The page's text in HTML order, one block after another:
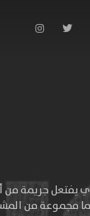
يفتعل جريمة
مجموعة من